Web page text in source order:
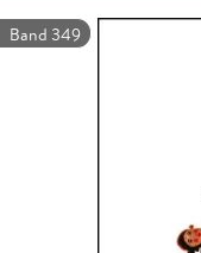
Band 349